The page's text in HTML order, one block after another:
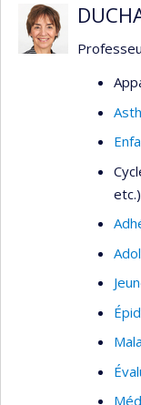
un
causale
etc.)